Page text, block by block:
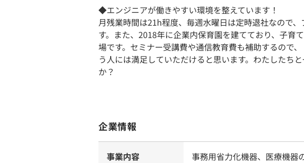
◆エンジニアが働きやすい環境を整えています！
月残業時間は21h程度、毎週水曜日は定時退社なので
す。また、2018年に企業内保育園を建てており、子育
場です。セミナー受講費や通信教育費も補助するので
う人には満足していただけると思います。わたしたち
か？
企業情報
事業内容 事務用省力化機器、医療機器